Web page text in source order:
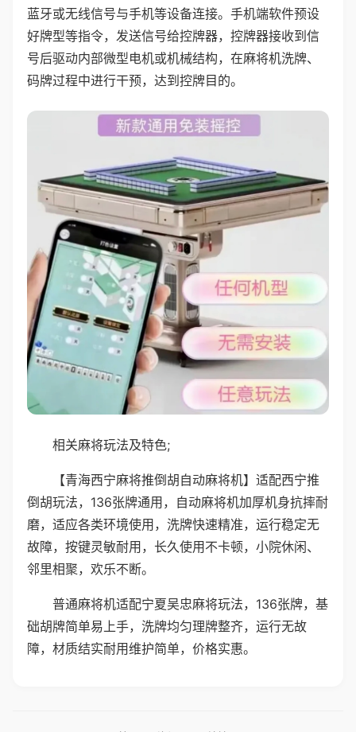
蓝牙或无线信号与手机等设备连接。手机端软件预设
好牌型等指令，发送信号给控牌器，控牌器接收到信
号后驱动内部微型电机或机械结构，在麻将机洗牌、
码牌过程中进行干预，达到控牌目的。
相关麻将玩法及特色;
【青海西宁麻将推倒胡自动麻将机】适配西宁推
倒胡玩法，136张牌通用，自动麻将机加厚机身抗摔耐
磨，适应各类环境使用，洗牌快速精准，运行稳定无
故障，按键灵敏耐用，长久使用不卡顿，小院休闲、
邻里相聚，欢乐不断。
普通麻将机适配宁夏吴忠麻将玩法，136张牌，基
础胡牌简单易上手，洗牌均匀理牌整齐，运行无故
障，材质结实耐用维护简单，价格实惠。